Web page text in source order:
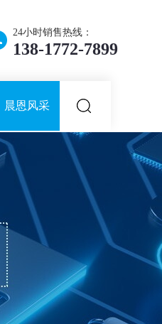
24小时销售热线：
138-1772-7899
晨恩风采